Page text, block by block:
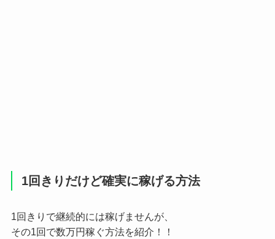
1回きりだけど確実に稼げる方法
1回きりで継続的には稼げませんが、
その1回で数万円稼ぐ方法を紹介！！